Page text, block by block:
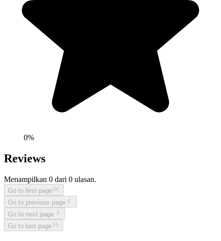
0%
Reviews
Menampilkan 0 dari 0 ulasan.
Go to first page
Go to previous page
Go to next page
Go to last page